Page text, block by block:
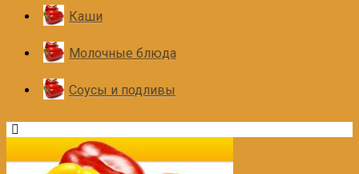
Каши
Молочные блюда
Соусы и подливы